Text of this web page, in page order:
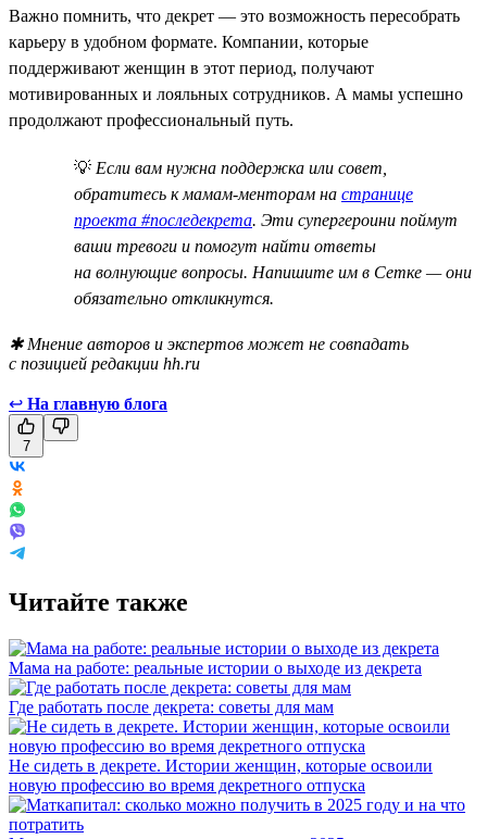
Важно помнить, что декрет — это возможность пересобрать
карьеру в удобном формате. Компании, которые
поддерживают женщин в этот период, получают
мотивированных и лояльных сотрудников. А мамы успешно
продолжают профессиональный путь.
💡 Если вам нужна поддержка или совет,
обратитесь к мамам-менторам на странице
проекта #последекрета. Эти супергероини поймут
ваши тревоги и помогут найти ответы
на волнующие вопросы. Напишите им в Сетке — они
обязательно откликнутся.
✱ Мнение авторов и экспертов может не совпадать
с позицией редакции hh.ru
↩ На главную блога
7
Читайте также
Мама на работе: реальные истории о выходе из декрета
Где работать после декрета: советы для мам
Не сидеть в декрете. Истории женщин, которые освоили
новую профессию во время декретного отпуска